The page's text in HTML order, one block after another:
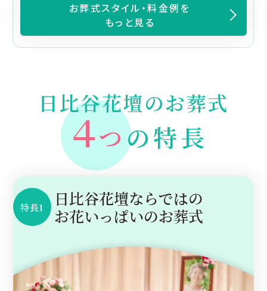
お葬式スタイル・料金例を
もっと見る
日比谷花壇のお葬式
４つ の特長
特長1
日比谷花壇ならではの
お花いっぱいのお葬式